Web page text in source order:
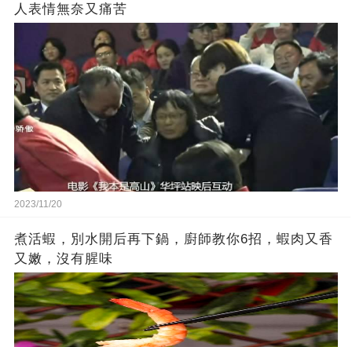
人表情無奈又痛苦
2023/11/20
煮活蝦，別水開后再下鍋，廚師教你6招，蝦肉又香
又嫩，沒有腥味